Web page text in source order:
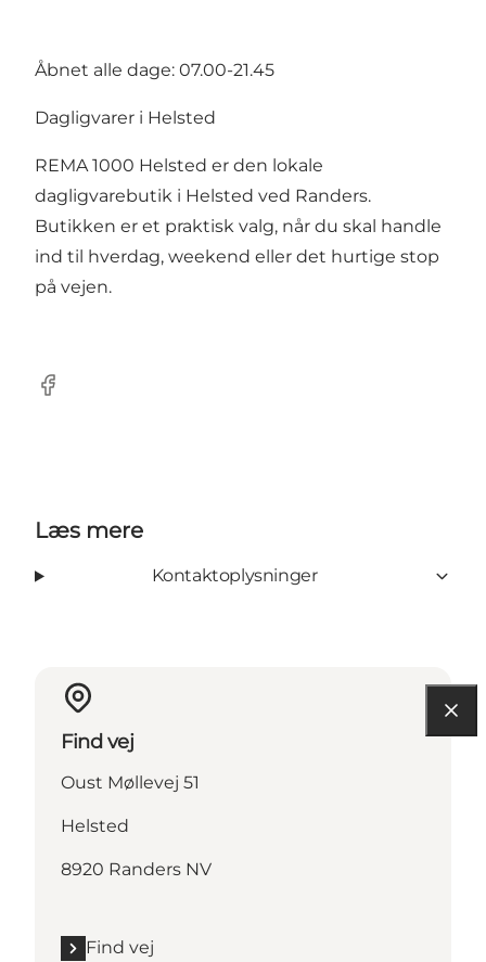
Åbnet alle dage: 07.00-21.45
Dagligvarer i Helsted
REMA 1000 Helsted er den lokale
dagligvarebutik i Helsted ved Randers.
Butikken er et praktisk valg, når du skal handle
ind til hverdag, weekend eller det hurtige stop
på vejen.
Facebook
Læs mere
Kontaktoplysninger
Find vej
Oust Møllevej 51
Helsted
8920 Randers NV
Find vej